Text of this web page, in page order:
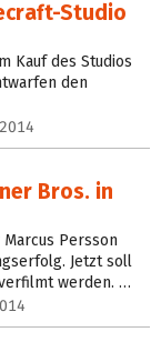
Studio
Kauf des Studios
den
Bros. in
Persson
Jetzt soll
werden. …